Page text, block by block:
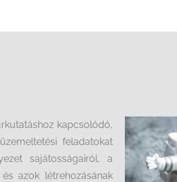
kapcsolódó,
feladatokat
sajátosságairól, a
azok létrehozásának